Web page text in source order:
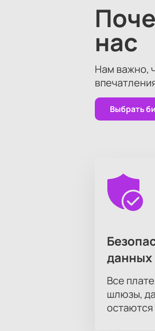
нас
Нам важно,
Выбрать
данных
Все
шлюзы,
остаются